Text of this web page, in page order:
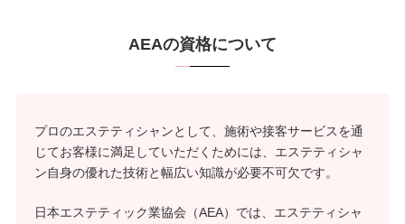
AEAの資格について
プロのエステティシャンとして、施術や接客サービスを通
じてお客様に満足していただくためには、エステティシャ
ン自身の優れた技術と幅広い知識が必要不可欠です。
日本エステティック業協会（AEA）では、エステティシャ